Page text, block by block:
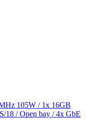
105W / 1x 16GB
18 / Open bay / 4x GbE